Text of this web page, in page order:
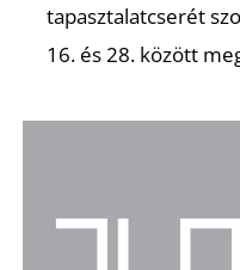
tapasztalatcserét
16. és 28. között